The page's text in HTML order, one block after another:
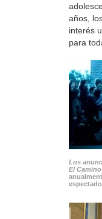
años,
interés
para
Los
El